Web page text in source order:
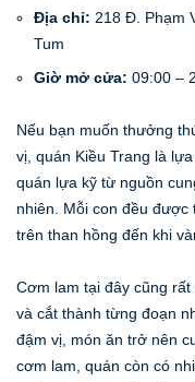
Địa chỉ: 218 Đ. Phạm
Tum
Giờ mở cửa: 09:00 –
Nếu bạn muốn thưởng
vị, quán Kiều Trang là
quán lựa kỹ từ nguồn
nhiên. Mỗi con đều
trên than hồng đến khi
Cơm lam tại đây cũng
và cắt thành từng đoạn
đậm vị, món ăn trở nên
cơm lam, quán còn có